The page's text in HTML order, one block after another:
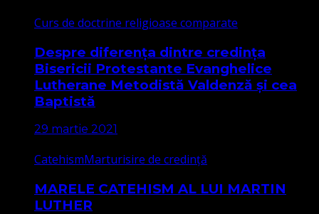
Curs de doctrine religioase comparate
Despre diferența dintre credința
Bisericii Protestante Evanghelice
Lutherane Metodistă Valdenză și cea
Baptistă
29 martie 2021
CatehismMarturisire de credință
MARELE CATEHISM AL LUI MARTIN
LUTHER